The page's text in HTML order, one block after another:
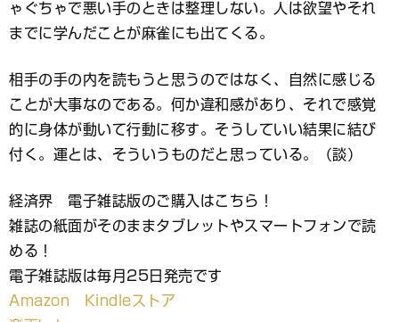
ゃぐちゃで悪い手のときは整理しない。人は欲望やそれ
までに学んだことが麻雀にも出てくる。
相手の手の内を読もうと思うのではなく、自然に感じる
ことが大事なのである。何か違和感があり、それで感覚
的に身体が動いて行動に移す。そうしていい結果に結び
付く。運とは、そういうものだと思っている。（談）
経済界 電子雑誌版のご購入はこちら！
雑誌の紙面がそのままタブレットやスマートフォンで読
める！
電子雑誌版は毎月25日発売です
Amazon Kindleストア